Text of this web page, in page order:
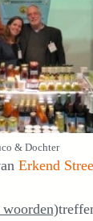
& Dochter
Erkend